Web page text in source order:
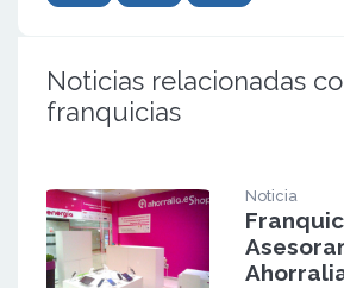
Noticias relacionadas
franquicias
Noticia